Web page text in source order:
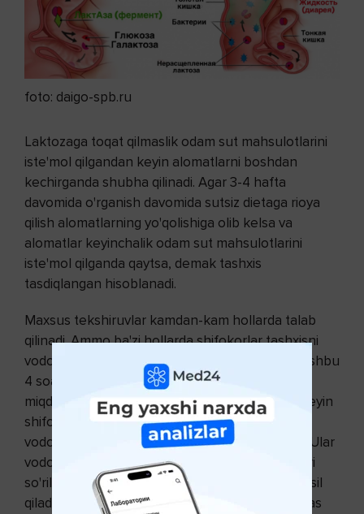
foto: daigo-spb.ru
Laktozaga toqat qilmaslik odam sut mahsulotlarini
iste'mol qilgandan keyin alomatlarni boshdan
kechirganda shubha qilinadi. Agar 3-4 hafta
davomida o'rganish davomida sutsiz dietaga rioya
qilish alomatlarning yo'qolishiga olib kelsa va
alomatlar keyinchalik odam sut mahsulotlarini
iste'mol qilganda qaytsa, demak tashxis
tasdiqlangan hisoblanadi.
Maxsus tekshiruvlar kamdan-kam hollarda talab
qilinadi. Ammo ba'zi hollarda shifokorlar tashxisni
vodorodli nafas olish testi bilan tasdiqlashadi. Ushbu
4 soatlik testda odamlar oz miqdordagi laktoza
miqdorini yutadilar. Laktoza ichishdan oldin va keyin
shifokorlar odamning nafas olish havosidagi
vodorod miqdorini 1 soatlik oraliqda o'lchaydilar. Ular
vodorodni o'lchaydilar, chunki ichak bakteriyalari
so'rilmagan laktozani parchalashda vodorod hosil
qiladi. Agar laktoza iste'mol qilgandan keyin nafas